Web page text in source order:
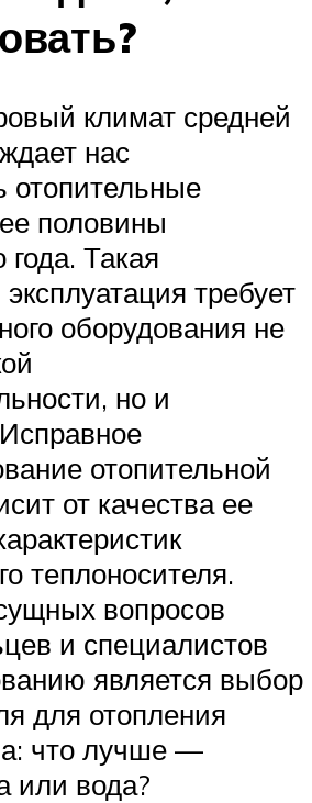
климат средней
нас
отопительные
половины
года. Такая
требует
оборудования не
но и
отопительной
от качества ее
теплоносителя.
вопросов
и специалистов
является выбор
для отопления
что лучше —
или вода?